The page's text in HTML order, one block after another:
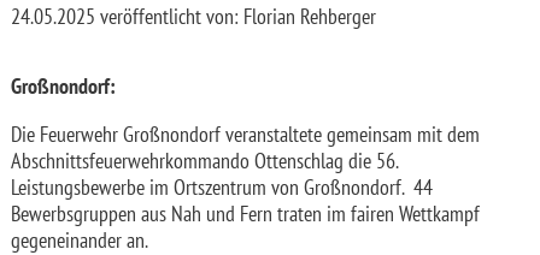
24.05.2025 veröffentlicht von: Florian Rehberger
Großnondorf:
Die Feuerwehr Großnondorf veranstaltete gemeinsam mit dem
Abschnittsfeuerwehrkommando Ottenschlag die 56.
Leistungsbewerbe im Ortszentrum von Großnondorf. 44
Bewerbsgruppen aus Nah und Fern traten im fairen Wettkampf
gegeneinander an.